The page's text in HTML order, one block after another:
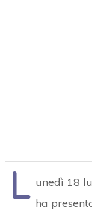
L unedì 18
ha